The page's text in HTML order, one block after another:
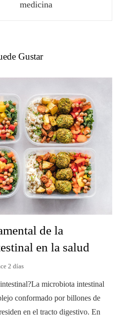
medicina
Gustar
de la
en la salud
2 días
microbiota intestinal
conformado por billones de
en el tracto digestivo. En